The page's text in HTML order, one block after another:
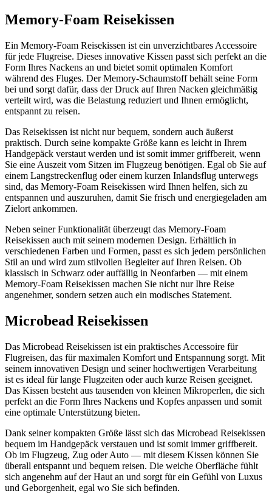
Memory-Foam Reisekissen
Ein Memory-Foam Reisekissen ist ein unverzichtbares Accessoire
für jede Flugreise. Dieses innovative Kissen passt sich perfekt an die
Form Ihres Nackens an und bietet somit optimalen Komfort
während des Fluges. Der Memory-Schaumstoff behält seine Form
bei und sorgt dafür, dass der Druck auf Ihren Nacken gleichmäßig
verteilt wird, was die Belastung reduziert und Ihnen ermöglicht,
entspannt zu reisen.
Das Reisekissen ist nicht nur bequem, sondern auch äußerst
praktisch. Durch seine kompakte Größe kann es leicht in Ihrem
Handgepäck verstaut werden und ist somit immer griffbereit, wenn
Sie eine Auszeit vom Sitzen im Flugzeug benötigen. Egal ob Sie auf
einem Langstreckenflug oder einem kurzen Inlandsflug unterwegs
sind, das Memory-Foam Reisekissen wird Ihnen helfen, sich zu
entspannen und auszuruhen, damit Sie frisch und energiegeladen am
Zielort ankommen.
Neben seiner Funktionalität überzeugt das Memory-Foam
Reisekissen auch mit seinem modernen Design. Erhältlich in
verschiedenen Farben und Formen, passt es sich jedem persönlichen
Stil an und wird zum stilvollen Begleiter auf Ihren Reisen. Ob
klassisch in Schwarz oder auffällig in Neonfarben — mit einem
Memory-Foam Reisekissen machen Sie nicht nur Ihre Reise
angenehmer, sondern setzen auch ein modisches Statement.
Microbead Reisekissen
Das Microbead Reisekissen ist ein praktisches Accessoire für
Flugreisen, das für maximalen Komfort und Entspannung sorgt. Mit
seinem innovativen Design und seiner hochwertigen Verarbeitung
ist es ideal für lange Flugzeiten oder auch kurze Reisen geeignet.
Das Kissen besteht aus tausenden von kleinen Mikroperlen, die sich
perfekt an die Form Ihres Nackens und Kopfes anpassen und somit
eine optimale Unterstützung bieten.
Dank seiner kompakten Größe lässt sich das Microbead Reisekissen
bequem im Handgepäck verstauen und ist somit immer griffbereit.
Ob im Flugzeug, Zug oder Auto — mit diesem Kissen können Sie
überall entspannt und bequem reisen. Die weiche Oberfläche fühlt
sich angenehm auf der Haut an und sorgt für ein Gefühl von Luxus
und Geborgenheit, egal wo Sie sich befinden.